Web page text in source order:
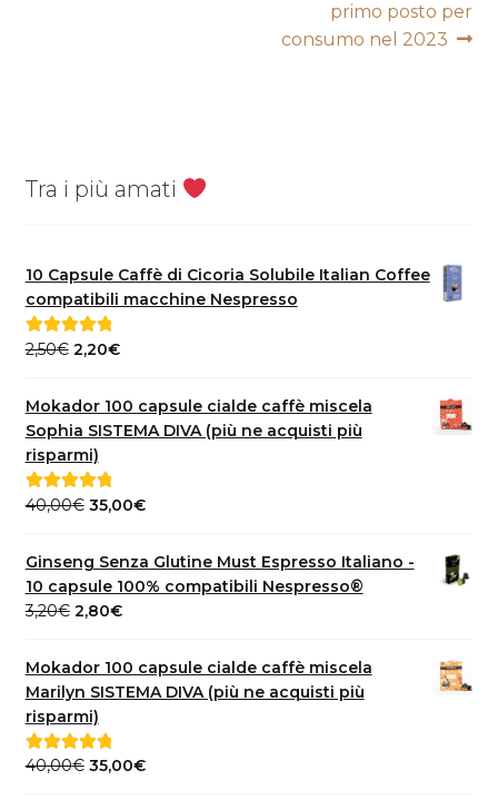
primo posto per
consumo nel 2023
Tra i più amati
10 Capsule Caffè di Cicoria Solubile Italian Coffee
compatibili macchine Nespresso
Valutato5.00
2,50€ Il
originale
era:
2,50€.
2,20€Il
attuale
è:
Mokador 100 capsule cialde caffè miscela
Sophia SISTEMA DIVA (più ne acquisti più
risparmi)
Valutato5.00
40,00€ Il
originale
era:
40,00€.
35,00€Il
attuale
è:
Ginseng Senza Glutine Must Espresso Italiano -
10 capsule 100% compatibili Nespresso®
3,20€ Il
originale
era:
3,20€.
2,80€Il
attuale
è:
Mokador 100 capsule cialde caffè miscela
Marilyn SISTEMA DIVA (più ne acquisti più
risparmi)
Valutato5.00
40,00€ Il
35,00€Il